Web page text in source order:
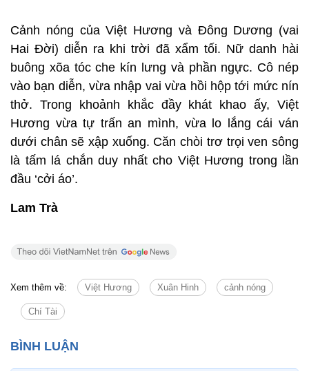
Cảnh nóng của Việt Hương và Đông Dương (vai
Hai Đời) diễn ra khi trời đã xẩm tối. Nữ danh hài
buông xõa tóc che kín lưng và phần ngực. Cô nép
vào bạn diễn, vừa nhập vai vừa hồi hộp tới mức nín
thở. Trong khoảnh khắc đầy khát khao ấy, Việt
Hương vừa tự trấn an mình, vừa lo lắng cái ván
dưới chân sẽ xập xuống. Căn chòi trơ trọi ven sông
là tấm lá chắn duy nhất cho Việt Hương trong lần
đầu ‘cởi áo’.
Lam Trà
Xem thêm về: Việt Hương Xuân Hinh cảnh nóng
Chí Tài